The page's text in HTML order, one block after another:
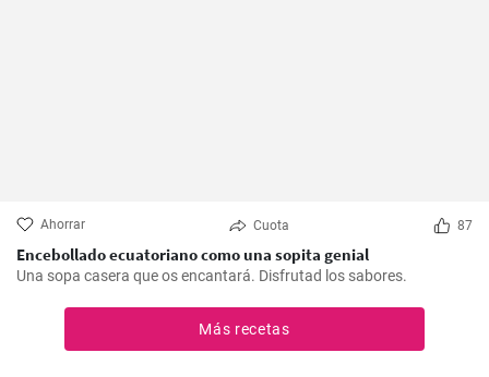
Ahorrar Cuota 87
Encebollado ecuatoriano como una sopita genial
Una sopa casera que os encantará. Disfrutad los sabores.
Más recetas